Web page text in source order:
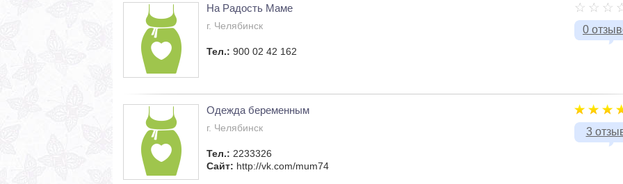
0
На Радость Маме
г. Челябинск
Тел.: 900 02 42 162
3
Одежда беременным
г. Челябинск
Тел.: 2233326
Сайт: http://vk.com/mum74